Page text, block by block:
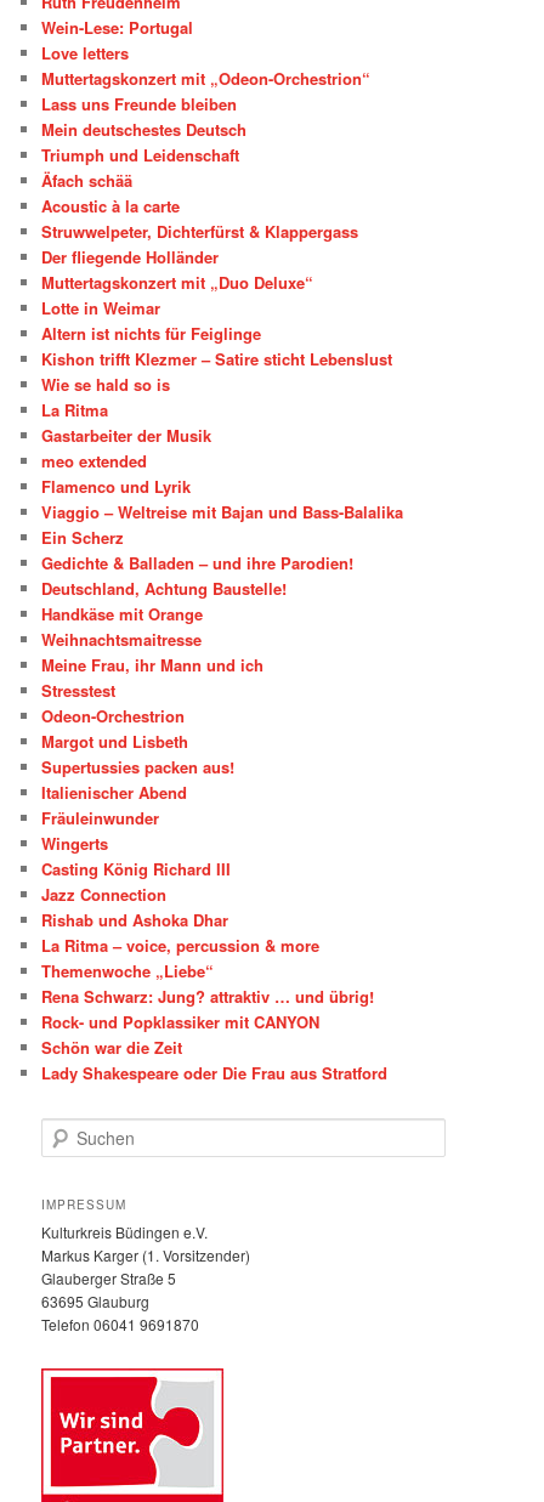
Wein-Lese: Portugal
Love letters
Muttertagskonzert mit „Odeon-Orchestrion“
Lass uns Freunde bleiben
Mein deutschestes Deutsch
Triumph und Leidenschaft
Äfach schää
Acoustic à la carte
Struwwelpeter, Dichterfürst & Klappergass
Der fliegende Holländer
Muttertagskonzert mit „Duo Deluxe“
Lotte in Weimar
Altern ist nichts für Feiglinge
Kishon trifft Klezmer – Satire sticht Lebenslust
Wie se hald so is
La Ritma
Gastarbeiter der Musik
meo extended
Flamenco und Lyrik
Viaggio – Weltreise mit Bajan und Bass-Balalika
Ein Scherz
Gedichte & Balladen – und ihre Parodien!
Deutschland, Achtung Baustelle!
Handkäse mit Orange
Weihnachtsmaitresse
Meine Frau, ihr Mann und ich
Stresstest
Odeon-Orchestrion
Margot und Lisbeth
Supertussies packen aus!
Italienischer Abend
Fräuleinwunder
Wingerts
Casting König Richard III
Jazz Connection
Rishab und Ashoka Dhar
La Ritma – voice, percussion & more
Themenwoche „Liebe“
Rena Schwarz: Jung? attraktiv … und übrig!
Rock- und Popklassiker mit CANYON
Schön war die Zeit
Lady Shakespeare oder Die Frau aus Stratford
u
h
n
IMPRESSUM
Kulturkreis Büdingen e.V.
Markus Karger (1. Vorsitzender)
Glauberger Straße 5
63695 Glauburg
Telefon 06041 9691870